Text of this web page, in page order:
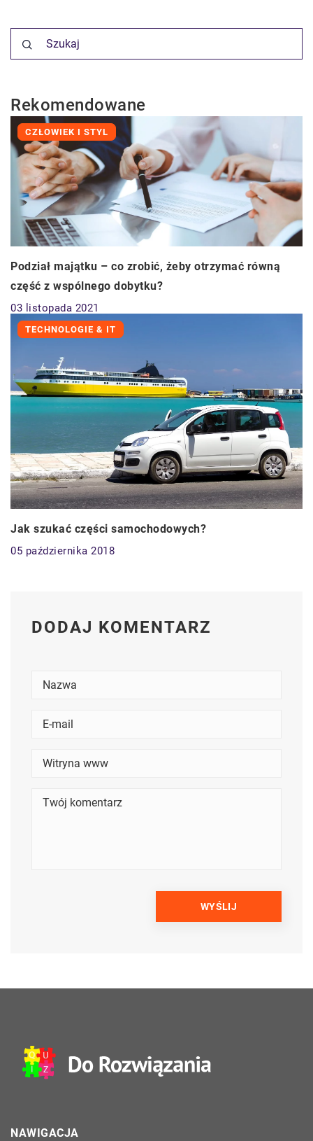
Rekomendowane
CZŁOWIEK I STYL
Podział majątku – co zrobić, żeby otrzymać równą
część z wspólnego dobytku?
03 listopada 2021
TECHNOLOGIE & IT
Jak szukać części samochodowych?
05 października 2018
DODAJ KOMENTARZ
NAWIGACJA